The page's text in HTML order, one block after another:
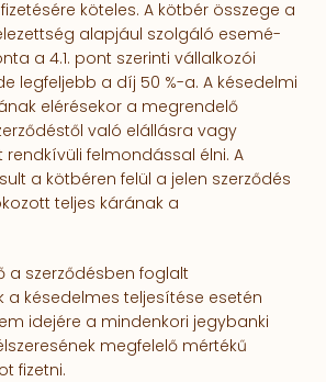
köteles. A kötbér összege a
alapjául szolgáló esemé­
a 4.1. pont szerinti vállalkozói
legfeljebb a díj 50 %-a. A késedelmi
elérésekor a megrendelő
való elál­lásra vagy
felmondással élni. A
a kötbéren felül a jelen szerződés
teljes kárának a
a szerződésben foglalt
a késedelmes teljesítése esetén
idejére a mindenkori jegybanki
megfelelő mértékű
fizetni.